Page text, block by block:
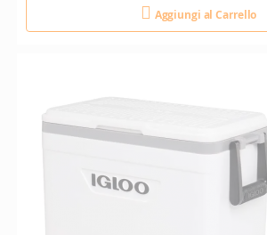
Aggiungi al Carrello